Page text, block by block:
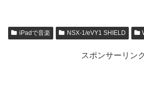
iPadで音楽 NSX-1/eVY1 SHIELD
スポンサーリンク